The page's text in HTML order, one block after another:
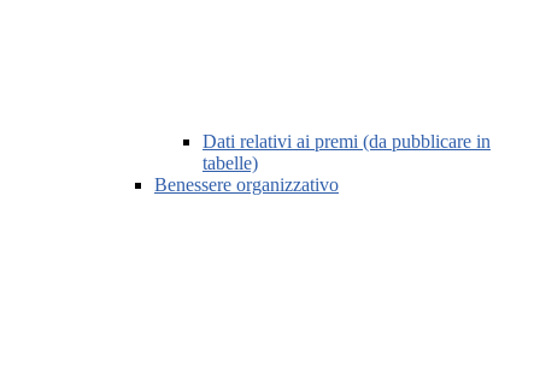
Dati relativi ai premi (da pubblicare in
tabelle)
Benessere organizzativo